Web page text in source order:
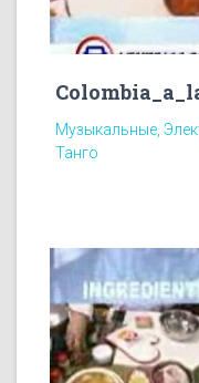
Музыкальные,
Танго